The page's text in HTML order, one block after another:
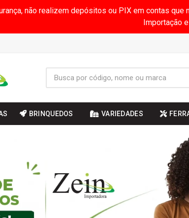
não realizem depósitos ou PIX em contas
Importação
BRINQUEDOS VARIEDADES